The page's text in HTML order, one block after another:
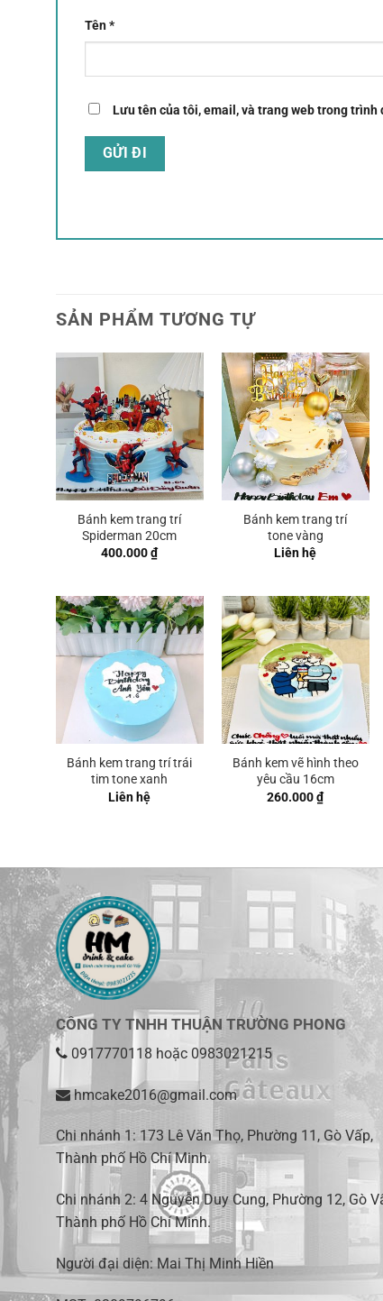
Tên*
Lưu tên của tôi, email, và trang web trong
SẢN PHẨM TƯƠNG TỰ
Bánh kem trang trí
Spiderman 20cm
400.000₫
Bánh kem trang trí
tone vàng
Liên hệ
Bánh kem trang trí trái
tim tone xanh
Liên hệ
Bánh kem vẽ hình theo
yêu cầu 16cm
260.000₫
CÔNG TY TNHH THUẬN TRƯỜNG PHONG
0917770118 hoặc 0983021215
hmcake2016@gmail.com
Chi nhánh 1: 173 Lê Văn Thọ, Phường 11, Gò Vấp,
Thành phố Hồ Chí Minh.
Chi nhánh 2: 4 Nguyễn Duy Cung, Phường 12, Gò
Thành phố Hồ Chí Minh.
Người đại diện: Mai Thị Minh Hiền